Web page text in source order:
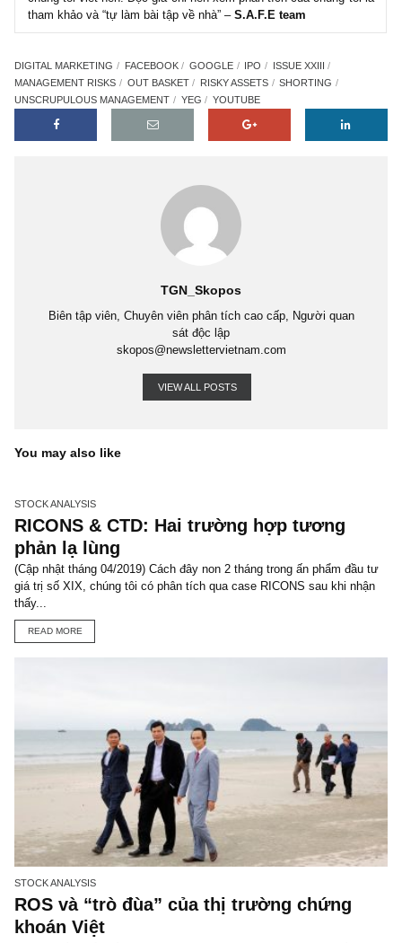
Các thuật ngữ/điển tích/từ viết tắt/từ Anh ngữ được sử dụng
Chi phí trên mỗi 1,000 lượt xem (cost per thousand
cost per mille – CPM):“Cost per mille” là thuật ngữ trong giới
cáo kỹ thuật số (digital marketing), ám chỉ chi phí mà một hãng
khác nhau), tùy ngành nghề – lĩnh vực, và tùy vào nhà quảng
chẳng hạn như CPM cho video Youtube sẽ khác với Google
Network (GDN) hay Facebook Ad.
được đúc kết từ những thông tin chúng tôi thu thập được và
khẳng định rằng mọi phân tích, định giá, và nhận định về tương
là chính xác một trăm phần trăm. Nhưng, chúng tôi luôn tuân
mức lợi nhuận đạt yêu cầu ” của ngài Graham cho mọi cổ
chúng tôi viết nên. Độc giả chỉ nên xem phân tích của chúng
TGN_Skopos
Biên tập viên, Chuyên viên phân tích cao cấp, Người quan
sát độc lập
skopos@newslettervietnam.com
VIEW ALL POSTS
You may also like